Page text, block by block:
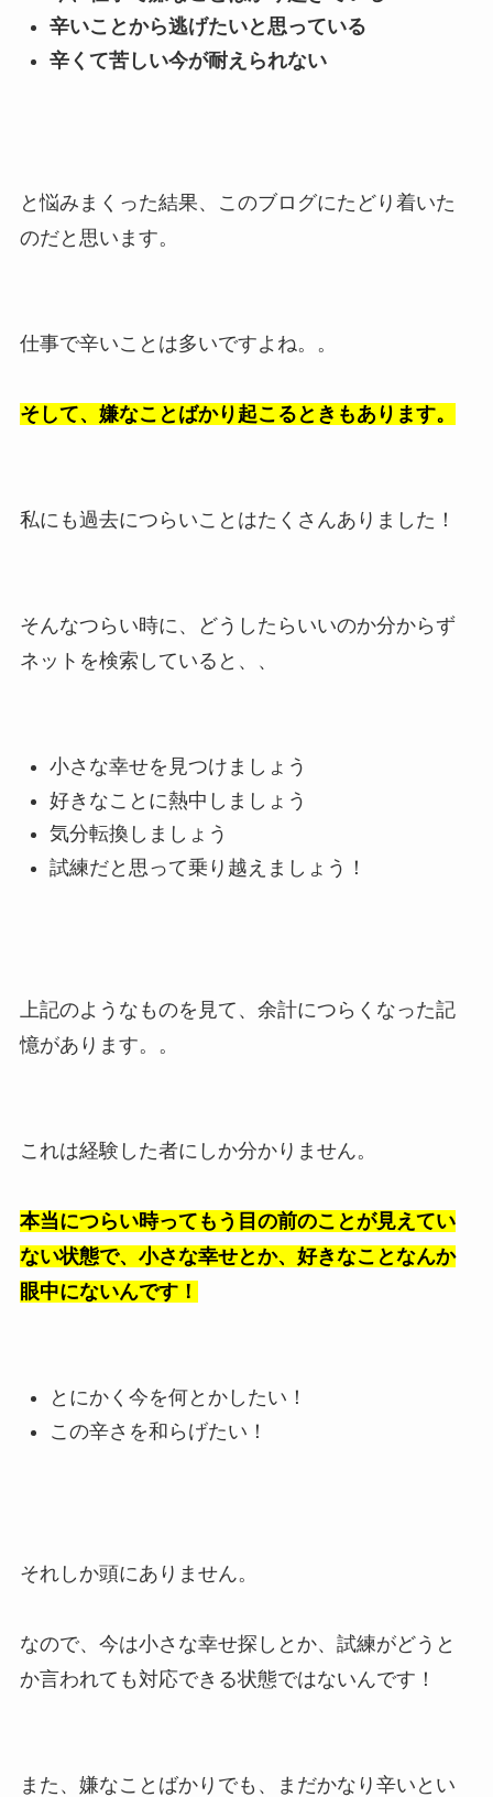
辛いことから逃げたいと思っている
辛くて苦しい今が耐えられない
と悩みまくった結果、このブログにたどり着いた
のだと思います。
仕事で辛いことは多いですよね。。
そして、嫌なことばかり起こるときもあります。
私にも過去につらいことはたくさんありました！
そんなつらい時に、どうしたらいいのか分からず
ネットを検索していると、、
小さな幸せを見つけましょう
好きなことに熱中しましょう
気分転換しましょう
試練だと思って乗り越えましょう！
上記のようなものを見て、余計につらくなった記
憶があります。。
これは経験した者にしか分かりません。
本当につらい時ってもう目の前のことが見えてい
ない状態で、小さな幸せとか、好きなことなんか
眼中にないんです！
とにかく今を何とかしたい！
この辛さを和らげたい！
それしか頭にありません。
なので、今は小さな幸せ探しとか、試練がどうと
か言われても対応できる状態ではないんです！
また、嫌なことばかりでも、まだかなり辛いとい